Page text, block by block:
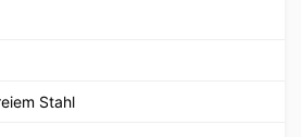
Stahl